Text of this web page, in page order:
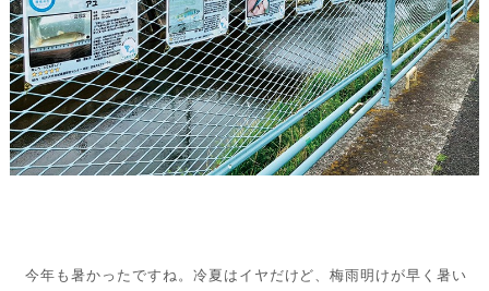
今年も暑かったですね。冷夏はイヤだけど、梅雨明けが早く暑い